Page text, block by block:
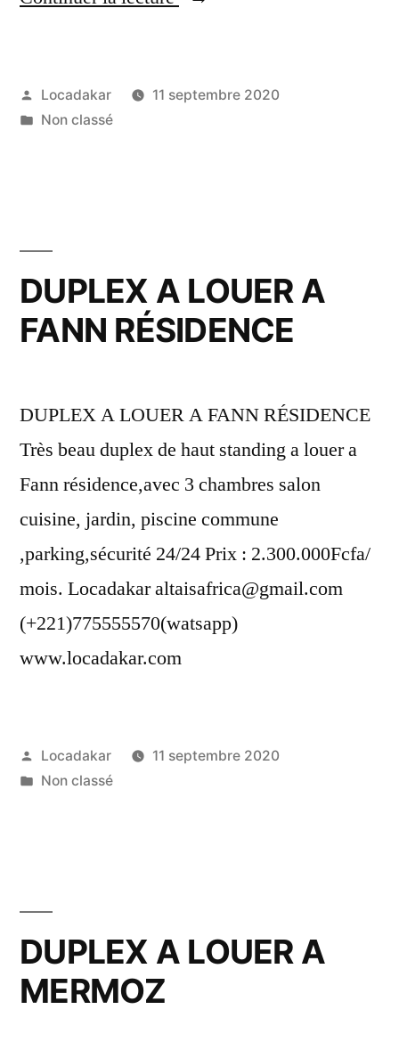
A
Publié
par
Locadakar
11 septembre 2020
Publié
Non classé
DUPLEX A LOUER A
FANN RÉSIDENCE
DUPLEX A LOUER A FANN RÉSIDENCE
Très beau duplex de haut standing a louer a
Fann résidence,avec 3 chambres salon
cuisine, jardin, piscine commune
,parking,sécurité 24/24 Prix : 2.300.000Fcfa/
mois. Locadakar altaisafrica@gmail.com
(+221)775555570(watsapp)
www.locadakar.com
Publié
par
Locadakar
11 septembre 2020
Publié
Non classé
DUPLEX A LOUER A
MERMOZ